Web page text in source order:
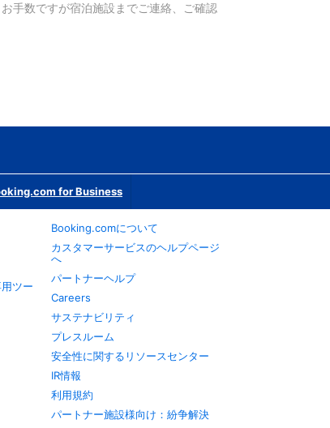
手数ですが宿泊施設までご連絡、ご確認
for Business
ツー
Booking.comについて
カスタマーサービスのヘルプページ
へ
パートナーヘルプ
Careers
サステナビリティ
プレスルーム
安全性に関するリソースセンター
IR情報
利用規約
パートナー施設様向け：紛争解決